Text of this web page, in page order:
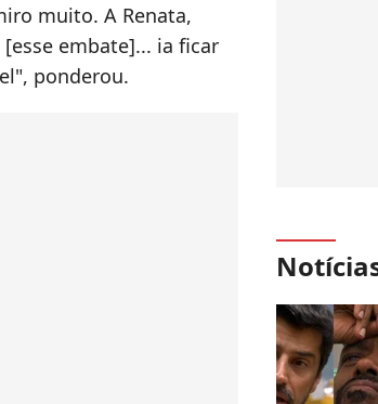
muito. A Renata,
embate]... ia ficar
ponderou.